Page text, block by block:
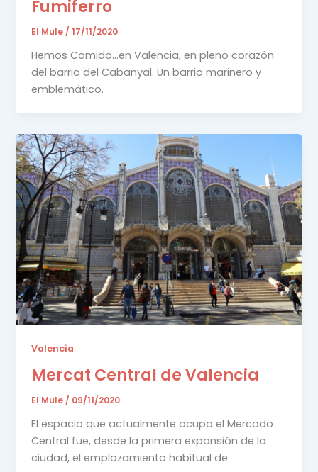
Fumiferro
El Mule /17/11/2020
Hemos Comido…en Valencia, en pleno corazón
del barrio del Cabanyal. Un barrio marinero y
emblemático.
Valencia
Mercat Central de Valencia
El Mule/ 09/11/2020
El espacio que actualmente ocupa el Mercado
Central fue, desde la primera expansión de la
ciudad, el emplazamiento habitual de